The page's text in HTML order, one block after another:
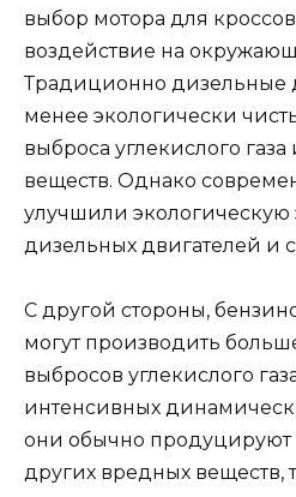
выбор мотора для
воздействие на
Традиционно дизельные
менее экологически
выброса углекислого
веществ. Однако
улучшили экологическую
дизельных двигателей и
С другой стороны,
могут производить
выбросов углекислого
интенсивных
они обычно
других вредных веществ,